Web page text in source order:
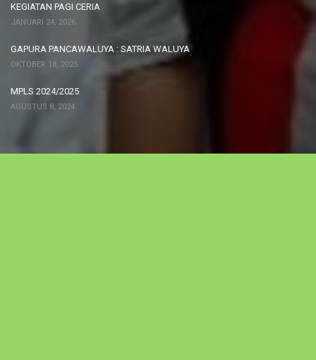
KEGIATAN PAGI CERIA
JANUARI 24, 2026
GAPURA PANCAWALUYA : SATRIA WALUYA
OKTOBER 18, 2025
MPLS 2024/2025
AGUSTUS 8, 2024